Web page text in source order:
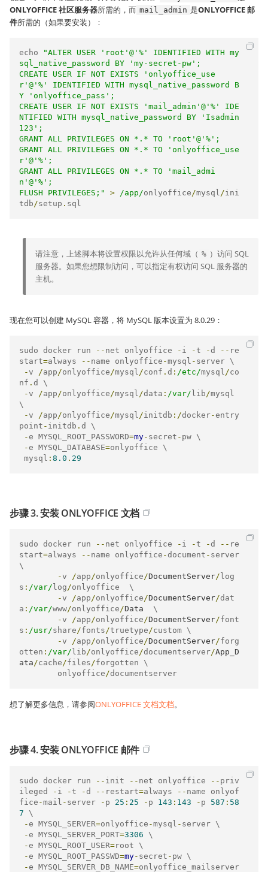
ONLYOFFICE 社区服务器所需的，而 mail_admin 是ONLYOFFICE 邮
件所需的（如果要安装）：
echo
"ALTER USER 'root'@'%' IDENTIFIED WITH my
sql_native_password BY 'my-secret-pw';
CREATE USER IF NOT EXISTS 'onlyoffice_use
r'@'%' IDENTIFIED WITH mysql_native_password B
Y 'onlyoffice_pass';
CREATE USER IF NOT EXISTS 'mail_admin'@'%' IDE
NTIFIED WITH mysql_native_password BY 'Isadmin
123';
GRANT ALL PRIVILEGES ON *.* TO 'root'@'%';
GRANT ALL PRIVILEGES ON *.* TO 'onlyoffice_use
r'@'%';
GRANT ALL PRIVILEGES ON *.* TO 'mail_admi
n'@'%';
FLUSH PRIVILEGES;"
> /app/onlyoffice/mysql/ini
tdb/setup . sql
请注意，上述脚本将设置权限以允许从任何域（ % ）访问 SQL
服务器。如果您想限制访问，可以指定有权访问 SQL 服务器的
主机。
现在您可以创建 MySQL 容器，将 MySQL 版本设置为 8.0.29：
sudo docker run -- net onlyoffice - i -t -d -- re
start=always -- name onlyoffice -mysql - server \
-v /app/onlyoffice/mysql/conf . d : /etc/mysql/co
nf . d \
-v /app/onlyoffice/mysql/data : /var/ lib/mysql
\
-v /app/onlyoffice/mysql/initdb :/docker-entry
point - initdb . d \
-e MYSQL_ROOT_PASSWORD=my- secret - pw \
-e MYSQL_DATABASE=onlyoffice \
mysql : 8.0 . 29
步骤 3. 安装 ONLYOFFICE 文档
sudo docker run -- net onlyoffice - i -t -d -- re
start=always -- name onlyoffice -document - server
\
-v /app/onlyoffice/DocumentServer/ log
s : /var/ log/onlyoffice  \
-v /app/onlyoffice/DocumentServer/dat
a : /var/www/onlyoffice/Data
  \
-v /app/onlyoffice/DocumentServer/font
s : /usr/share/fonts/truetype/custom \
-v /app/onlyoffice/DocumentServer/forg
otten : /var/ lib/onlyoffice/documentserver/App_D
ata/cache/files/forgotten \
	onlyoffice
/documentserver
想了解更多信息，请参阅ONLYOFFICE 文档文档。
步骤 4. 安装 ONLYOFFICE 邮件
sudo docker run -- init -- net onlyoffice -- priv
ileged
- i -t -d -- restart=always -- name onlyof
fice -mail - server - p 25 : 25 - p 143 : 143 - p 587 : 58
7 \
-e MYSQL_SERVER=onlyoffice -mysql - server \
-e MYSQL_SERVER_PORT=3306 \
-e MYSQL_ROOT_USER=root \
-e MYSQL_ROOT_PASSWD=my- secret - pw \
-e MYSQL_SERVER_DB_NAME=onlyoffice_mailserver